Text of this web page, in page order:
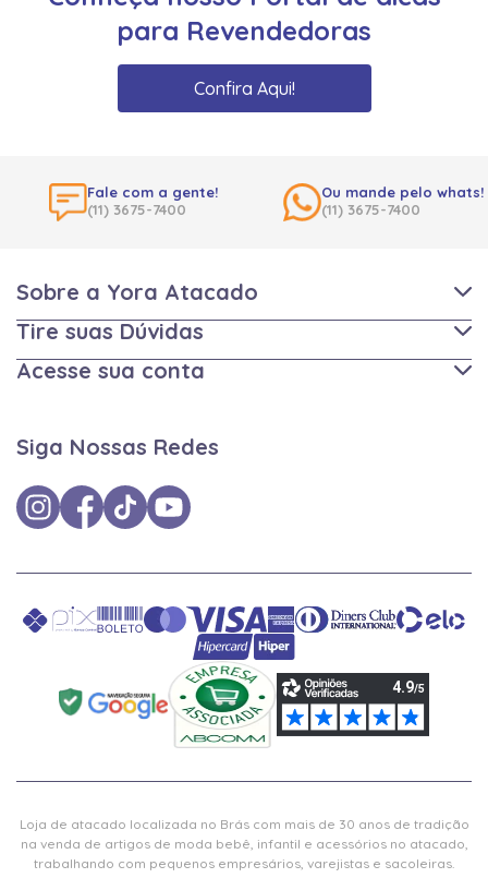
para Revendedoras
Confira Aqui!
Fale com a gente!
(11) 3675-7400
Ou mande pelo whats!
(11) 3675-7400
Sobre a Yora Atacado
Tire suas Dúvidas
Acesse sua conta
Siga Nossas Redes
Loja de atacado localizada no Brás com mais de 30 anos de tradição
na venda de artigos de moda bebê, infantil e acessórios no atacado,
trabalhando com pequenos empresários, varejistas e sacoleiras.